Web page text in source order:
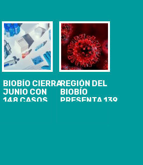
BIOBÍO CIERRA
JUNIO CON
148 CASOS
REGIÓN DEL
BIOBÍO
PRESENTA 139